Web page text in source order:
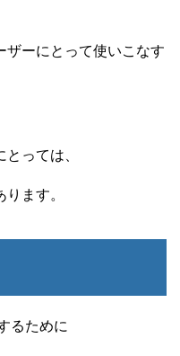
ザーにとって使いこなす
っては、
ます。
るために